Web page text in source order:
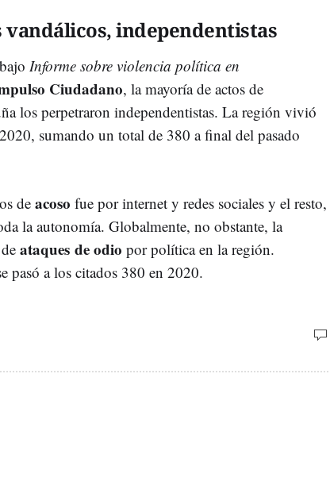
vandálicos, independentistas
Informe sobre violencia política en
Ciudadano, la mayoría de actos de
los perpetraron independentistas. La región vivió
sumando un total de 380 a final del pasado
de acoso fue por internet y redes sociales y el resto,
la autonomía. Globalmente, no obstante, la
ataques de odio por política en la región.
pasó a los citados 380 en 2020.